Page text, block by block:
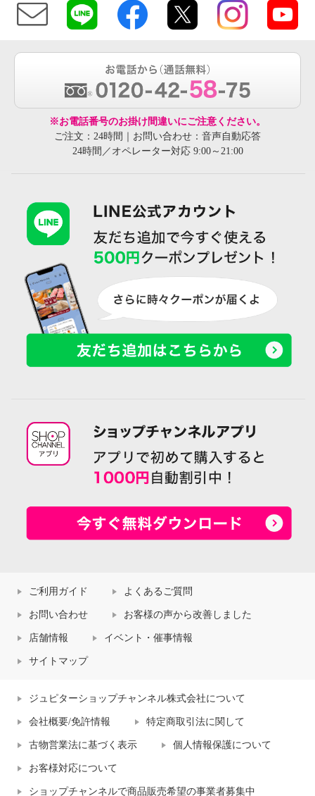
※お電話番号のお掛け間違いにご注意ください。
ご注文：24時間｜お問い合わせ：音声自動応答
24時間／オペレーター対応 9:00～21:00
ご利用ガイド よくあるご質問
お問い合わせ お客様の声から改善しました
店舗情報 イベント・催事情報
サイトマップ
ジュピターショップチャンネル株式会社について
会社概要/免許情報 特定商取引法に関して
古物営業法に基づく表示 個人情報保護について
お客様対応について
ショップチャンネルで商品販売希望の事業者募集中